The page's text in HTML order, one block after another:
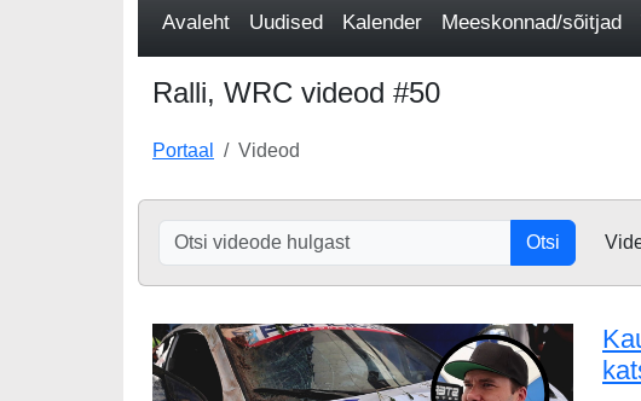
Avaleht Uudised Kalender Meeskonnad/sõitjad
Ralli, WRC videod #50
Portaal Videod
Otsi